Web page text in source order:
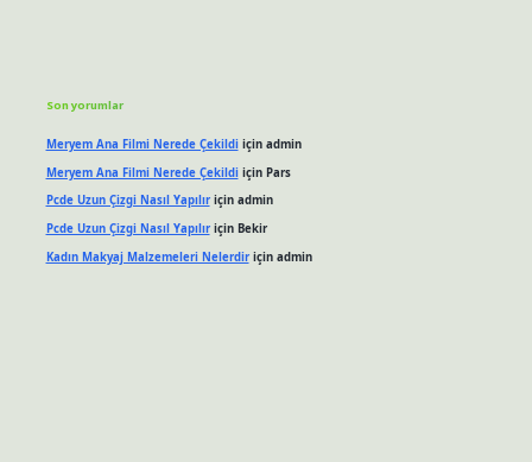
Son yorumlar
Meryem Ana Filmi Nerede Çekildiiçin admin
Meryem Ana Filmi Nerede Çekildiiçin Pars
Pcde Uzun Çizgi Nasıl Yapılıriçin admin
Pcde Uzun Çizgi Nasıl Yapılıriçin Bekir
Kadın Makyaj Malzemeleri Nelerdiriçin admin